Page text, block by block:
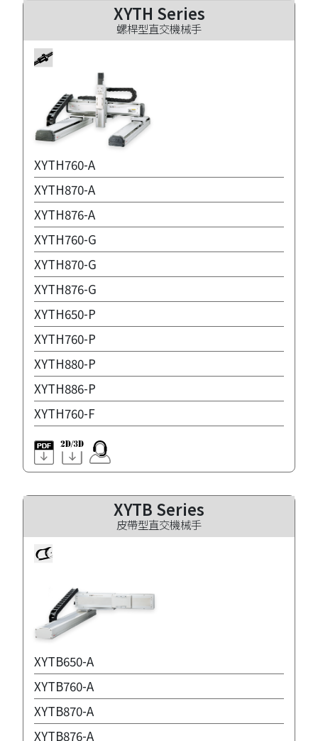
XYTH Series
螺桿型直交機械手
XYTH760-A
XYTH870-A
XYTH876-A
XYTH760-G
XYTH870-G
XYTH876-G
XYTH650-P
XYTH760-P
XYTH880-P
XYTH886-P
XYTH760-F
XYTB Series
皮帶型直交機械手
XYTB650-A
XYTB760-A
XYTB870-A
XYTB876-A